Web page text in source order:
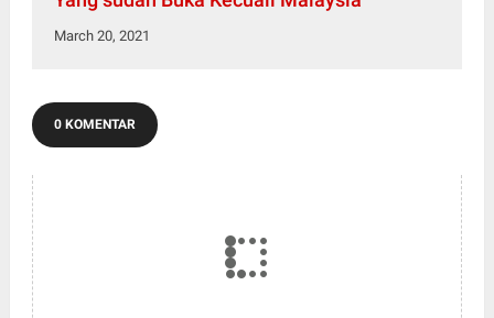
March 20, 2021
0 KOMENTAR